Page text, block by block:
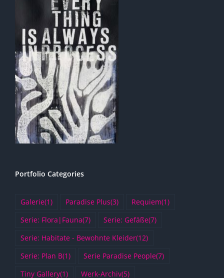
Portfolio Categories
Galerie(1) Paradise Plus(3) Requiem(1)
Serie: Flora|Fauna(7) Serie: Gefäße(7)
Serie: Habitate - Bewohnte Kleider(12)
Serie: Plan B(1) Serie Paradise People(7)
Tiny Gallery(1) Werk-Archiv(5)